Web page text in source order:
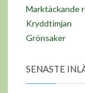
Marktäckande
Kryddtimjan
Grönsaker
SENASTE